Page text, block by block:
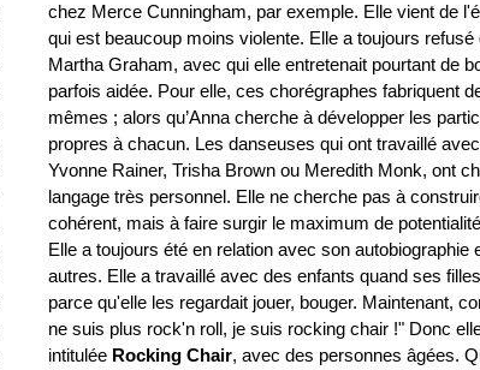
chez Merce Cunningham, par exemple. Elle vient de
qui est beaucoup moins violente. Elle a toujours refusé
Martha Graham, avec qui elle entretenait pourtant de
parfois aidée. Pour elle, ces chorégraphes fabriquent
mêmes ; alors qu’Anna cherche à développer les
propres à chacun. Les danseuses qui ont travaillé
Yvonne Rainer, Trisha Brown ou Meredith Monk, ont
langage très personnel. Elle ne cherche pas à
cohérent, mais à faire surgir le maximum de
Elle a toujours été en relation avec son autobiographie
autres. Elle a travaillé avec des enfants quand ses
parce qu'elle les regardait jouer, bouger. Maintenant,
ne suis plus rock'n roll, je suis rocking chair !" Donc
intitulée Rocking Chair, avec des personnes âgées.